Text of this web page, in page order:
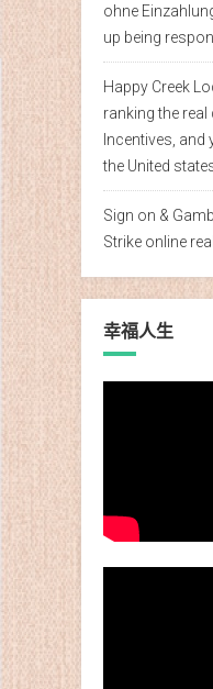
ohne
up being
Happy Creek
ranking the real
Incentives, and
the United
Sign on &
Strike online
幸福人生